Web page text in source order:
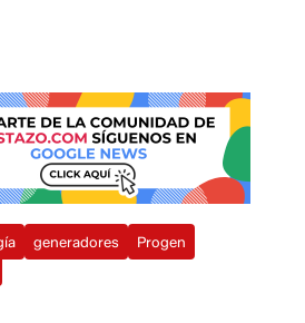
generadores
Progen